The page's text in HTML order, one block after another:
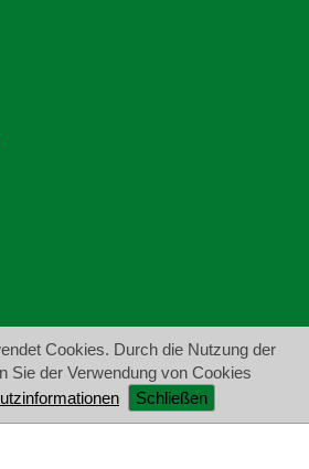
Cookies. Durch die Nutzung der
Sie der Verwendung von Cookies
Schließen